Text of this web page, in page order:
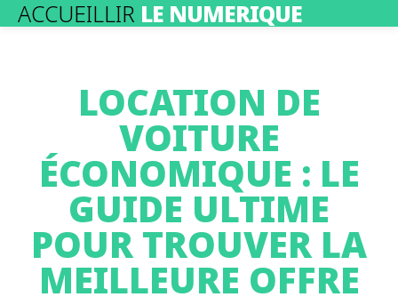
ACCUEILLIR LE NUMERIQUE
LOCATION DE
VOITURE
ÉCONOMIQUE : LE
GUIDE ULTIME
POUR TROUVER LA
MEILLEURE OFFRE